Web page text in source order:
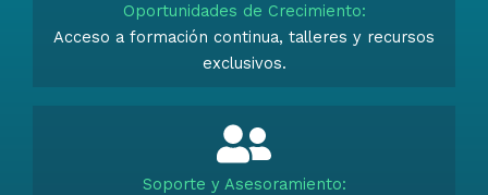
Oportunidades de Crecimiento:
Acceso a formación continua, talleres y recursos
exclusivos.
Soporte y Asesoramiento: